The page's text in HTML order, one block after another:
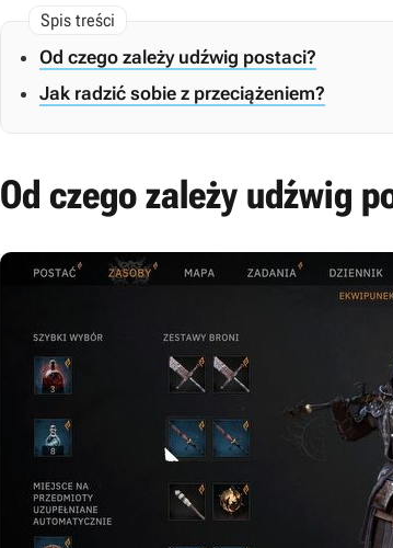
Od czego zależy udźwig postaci?
Jak radzić sobie z przeciążeniem?
Od czego zależy udźwig